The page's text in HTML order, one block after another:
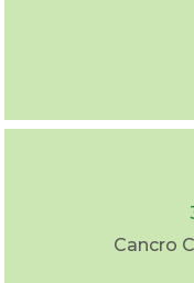
Cancro